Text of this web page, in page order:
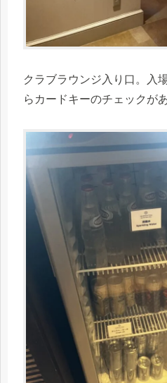
クラブラウンジ入り口。入
らカードキーのチェックが